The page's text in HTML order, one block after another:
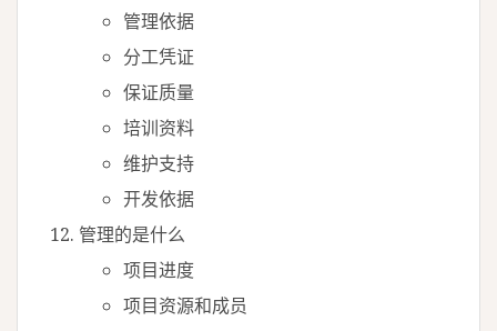
管理依据
分工凭证
保证质量
培训资料
维护支持
开发依据
管理的是什么
项目进度
项目资源和成员